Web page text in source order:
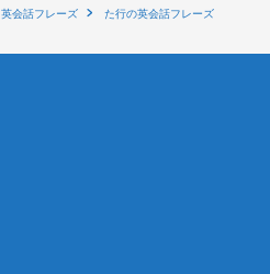
英会話フレーズ
た行の英会話フレーズ